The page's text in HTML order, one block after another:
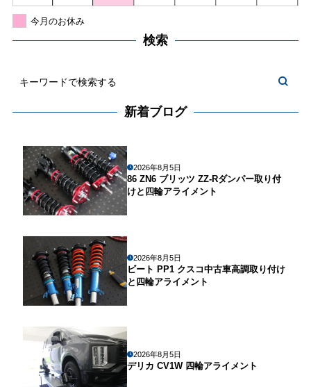
今月のお休み
検索
新着ブログ
2026年8月5日
86 ZN6 ブリッツ ZZ-Rダンパー取り付
けと四輪アライメント
2026年8月5日
ビート PP1 クスコ中古車高調取り付け
と四輪アライメント
2026年8月5日
デリカ CV1W 四輪アライメント